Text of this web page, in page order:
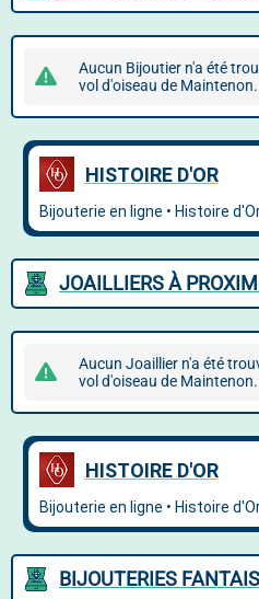
Aucun Bijoutier n'a été
vol d'oiseau de Maintenon.
JOAILLIERS À
Aucun Joaillier n'a été
vol d'oiseau de Maintenon.
BIJOUTERIES